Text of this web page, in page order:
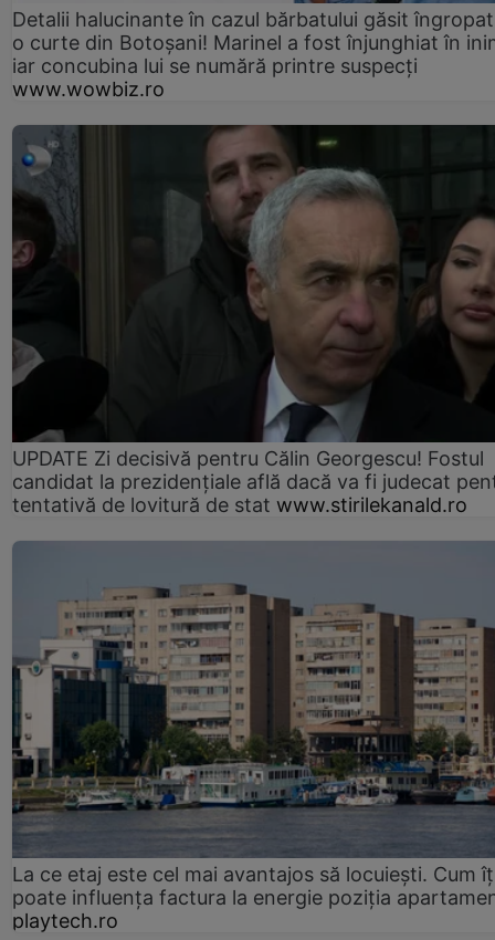
Detalii halucinante în cazul bărbatului găsit
o curte din Botoșani! Marinel a fost înjunghiat în
iar concubina lui se numără printre suspecți
www.wowbiz.ro
UPDATE Zi decisivă pentru Călin Georgescu! Fostul
candidat la prezidențiale află dacă va fi judecat
tentativă de lovitură de stat www.stirilekanald.ro
La ce etaj este cel mai avantajos să locuiești. Cum
poate influența factura la energie poziția
playtech.ro